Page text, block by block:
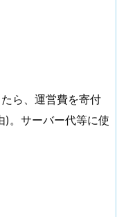
ら、運営費を寄付
)。サーバー代等に使